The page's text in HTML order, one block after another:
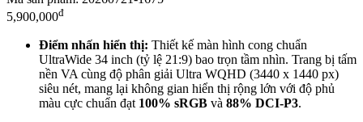
5,900,000đ
Điểm nhấn hiển thị: Thiết kế màn hình cong chuẩn
UltraWide 34 inch (tỷ lệ 21:9) bao trọn tầm nhìn. Trang bị tấm
nền VA cùng độ phân giải Ultra WQHD (3440 x 1440 px)
siêu nét, mang lại không gian hiển thị rộng lớn với độ phủ
màu cực chuẩn đạt 100% sRGB và 88% DCI-P3.